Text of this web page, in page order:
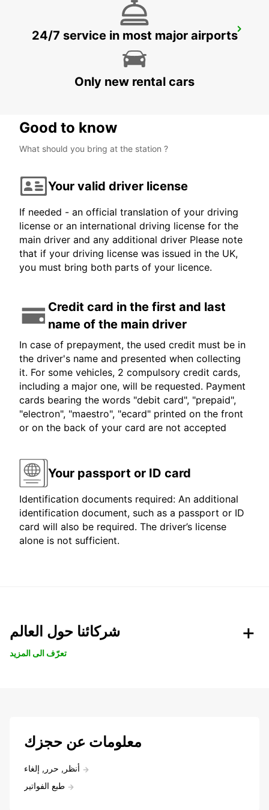
IBIZA AIRPORT
24/7 service in most major airports
Only new rental cars
Good to know
What should you bring at the station ?
Your valid driver license
If needed - an official translation of your driving
license or an international driving license for the
main driver and any additional driver Please note
that if your driving license was issued in the UK,
you must bring both parts of your licence.
Credit card in the first and last
name of the main driver
In case of prepayment, the used credit must be in
the driver's name and presented when collecting
it. For some vehicles, 2 compulsory credit cards,
including a major one, will be requested. Payment
cards bearing the words "debit card", "prepaid",
"electron", "maestro", "ecard" printed on the front
or on the back of your card are not accepted
Your passport or ID card
Identification documents required: An additional
identification document, such as a passport or ID
card will also be required. The driver’s license
alone is not sufficient.
شركائنا حول العالم
تعرّف الى المزيد
معلومات عن حجزك
أنظر, حرر, إلغاء
طبع الفواتير